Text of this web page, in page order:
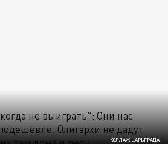
КОЛЛАЖ ЦАРЬГРАДА